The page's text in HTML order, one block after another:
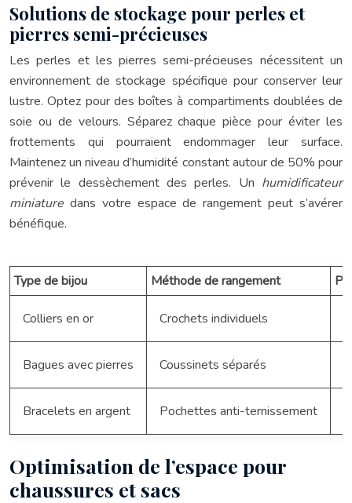
Solutions de stockage pour perles et
pierres semi-précieuses
Les perles et les pierres semi-précieuses nécessitent un
environnement de stockage spécifique pour conserver leur
lustre. Optez pour des boîtes à compartiments doublées de
soie ou de velours. Séparez chaque pièce pour éviter les
frottements qui pourraient endommager leur surface.
Maintenez un niveau d’humidité constant autour de 50% pour
prévenir le dessèchement des perles. Un humidificateur
miniature dans votre espace de rangement peut s’avérer
bénéfique.
Type de bijou Méthode de rangement
Colliers en or Crochets individuels
Bagues avec pierres Coussinets séparés
Bracelets en argent Pochettes anti-ternissement
Optimisation de l’espace pour
chaussures et sacs